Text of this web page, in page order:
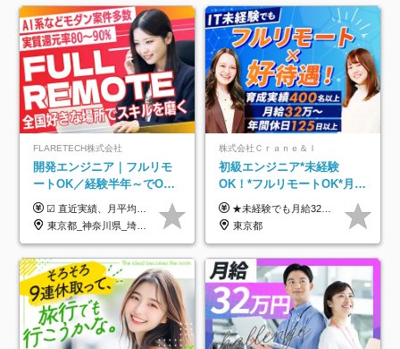
FLARETECH株式会社
開発エンジニア｜フルリモ
ートOK／経験半年～でOK
／実質還元率80～90%／前
給保証／AI系など最先端案
件多数
☑︎ 直近実績、月平均17,000円の昇給 ☑︎ 前職給与100%保証 ☑︎ 実質還元率80～90% ☑︎ 待機時も給与は満額支給 月給35万円～70万円＋交通費など各種手当 ※想定年収：4,200,000円～10,560,000円 ※経験・能力等を考慮の上で決定します。 ※上記金額には、みなし残業手当（50時間分・104,000円～212,000円）を含みます。超過分は別途追加支給します。 ┗残業時間は月平均10時間、多い時でも20時間程度と安定しております ★単価連動型の給与体系ではないため、万が一待機になってもその間の給与は満額支給しています。 ＜1年間の昇給事例をご紹介！＞ ・20代/フロントエンドエンジニア：月給274,000円→月給362,000円（＋88,000円/月） ・20代/iOSエンジニア：月給237,000円→月給287,000円（＋50,000円/月） ・20代/Androidエンジニア：月給316,000円→月給374,000円（＋58,000円/月） ・30代/Javaエンジニア（上流）：月給340,000円→月給418,000円（＋78,000円/月） ・30代/PMO：月給340,000円→月給418,000円（＋78,000円/月）
東京都_神奈川県_埼玉県_千葉県_大阪府_愛知県_北海道_青森県_岩手県_宮城県_秋田県_山形県_福島県_茨城県_栃木県_群馬県_新潟県_山梨県_長野県_富山県_石川県_福井県_静岡県_岐阜県_三重県_兵庫県_京都府_滋賀県_奈良県_和歌山県_広島県_岡山県_鳥取県_島根県_山口県_徳島県_香川県_愛媛県_高知県_福岡県_熊本県_佐賀県_長崎県_大分県_宮崎県_鹿児島県_沖縄県
株式会社Ｃｒａｎｅ＆Ｉ
初級エンジニア*未経験
OK！*フルリモートOK*月給
32万～*残業月9.8h*1ヶ月の
研修*資格取得率100％
★未経験でも月給32万円スタート★ 月収32万円～35万円＋各種手当（資格手当だけで毎月15万の上乗せ実績あり！） ★資格手当豊富！1資格につき最大3万円支給 ★功績手当の導入で、毎月のお給与に上乗せで最大10万円支給している社員も！ ★1回の昇級で年収数十万UPも可 ★ゆくゆくは年収1000万以上も目指せる 年俸384万円～1,162万8,000円（12分割） ※経験・スキルを考慮の上決定します ※上記金額には固定残業代（月30h分・60,800円～66,500円）を含みます ※超過分は別途全額支給します ※試用期間2ヶ月間あり（その他待遇に差異はありません）
東京都